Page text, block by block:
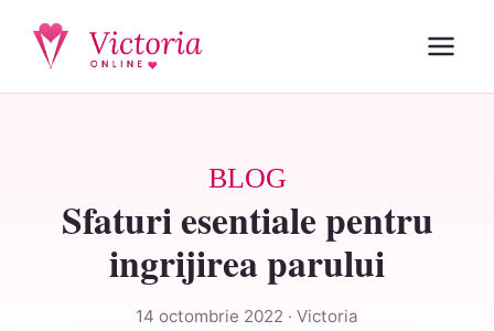
BLOG
Sfaturi esentiale pentru
ingrijirea parului
14 octombrie 2022 · Victoria